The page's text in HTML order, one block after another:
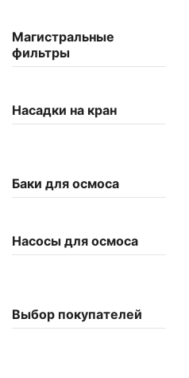
Магистральные
фильтры
Насадки на кран
Баки для осмоса
Насосы для осмоса
Выбор покупателей